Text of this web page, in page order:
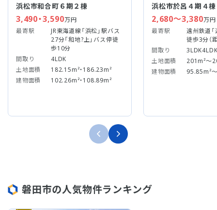
浜松市和合町６期２棟
3,490・3,590万円
最寄駅
JR東海道線「浜松」駅バス
27分「和地?上」バス停徒
歩10分
間取り
4LDK
土地面積
182.15m²・186.23m²
建物面積
102.26m²・108.89m²
浜松市於呂４期４棟
2,680～3,380万円
最寄駅
遠州鉄道
徒歩3分（
間取り
土地面積
201m²～
建物面積
95.85m²
磐田市の人気物件ランキング